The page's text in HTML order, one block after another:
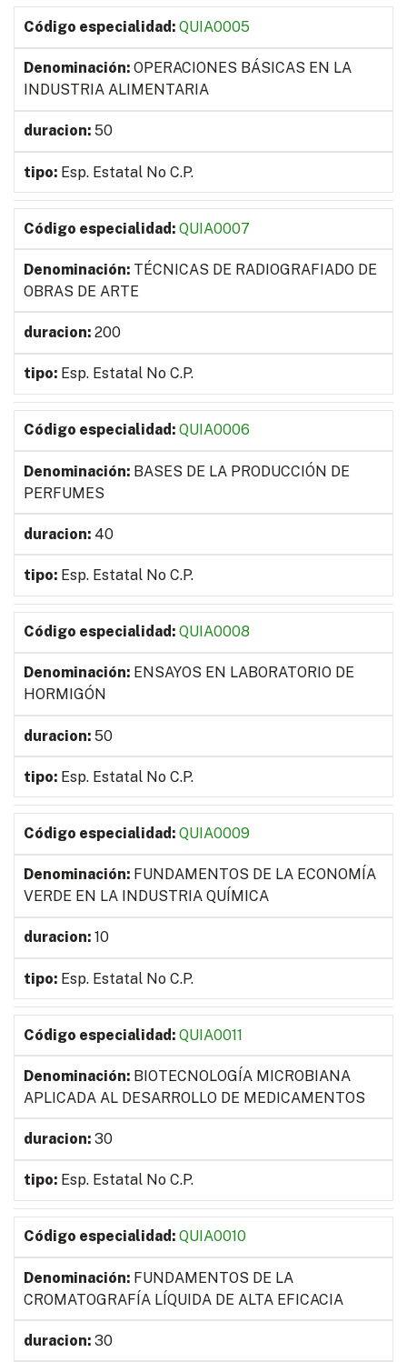
QUIA0005
OPERACIONES BÁSICAS EN LA
INDUSTRIA ALIMENTARIA
50
Esp. Estatal No C.P.
QUIA0007
TÉCNICAS DE RADIOGRAFIADO DE
OBRAS DE ARTE
200
Esp. Estatal No C.P.
QUIA0006
BASES DE LA PRODUCCIÓN DE
PERFUMES
40
Esp. Estatal No C.P.
QUIA0008
ENSAYOS EN LABORATORIO DE
HORMIGÓN
50
Esp. Estatal No C.P.
QUIA0009
FUNDAMENTOS DE LA ECONOMÍA
VERDE EN LA INDUSTRIA QUÍMICA
10
Esp. Estatal No C.P.
QUIA0011
BIOTECNOLOGÍA MICROBIANA
APLICADA AL DESARROLLO DE MEDICAMENTOS
30
Esp. Estatal No C.P.
QUIA0010
FUNDAMENTOS DE LA
CROMATOGRAFÍA LÍQUIDA DE ALTA EFICACIA
30